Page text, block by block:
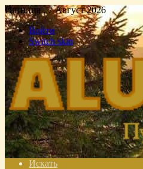
Пятница , 7 Август 2026
Войти
Switch skin
Искать